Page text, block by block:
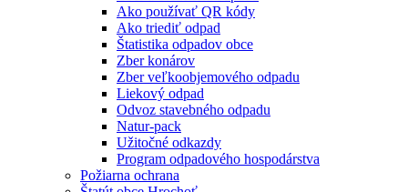
Ako používať QR kódy
Ako triediť odpad
Štatistika odpadov obce
Zber konárov
Zber veľkoobjemového odpadu
Liekový odpad
Odvoz stavebného odpadu
Natur-pack
Užitočné odkazdy
Program odpadového hospodárstva
Požiarna ochrana